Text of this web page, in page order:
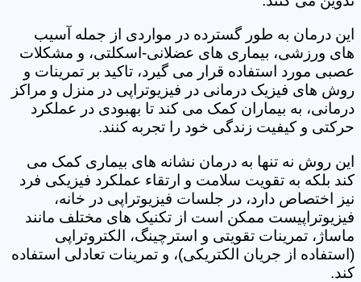
این درمان به طور گسترده در مواردی از جمله آسیب
های ورزشی، بیماری های عضلانی-اسکلتی، و مشکلات
عصبی مورد استفاده قرار می گیرد، تاکید بر تمرینات و
روش های فیزیک درمانی در فیزیوتراپی در منزل و مراکز
درمانی، به بیماران کمک می کند تا بهبودی در عملکرد
حرکتی و کیفیت زندگی خود را تجربه کنند.
این روش نه تنها به درمان نشانه های بیماری کمک می
کند بلکه به تقویت سلامت و ارتقاء عملکرد فیزیکی فرد
نیز اختصاص دارد، در جلسات فیزیوتراپی در خانه،
فیزیوتراپیست ممکن است از تکنیک های مختلف مانند
ماساژ، تمرینات تقویتی و استرچینگ، الکتروتراپی
(استفاده از جریان الکتریکی)، و تمرینات تعادلی استفاده
کند.